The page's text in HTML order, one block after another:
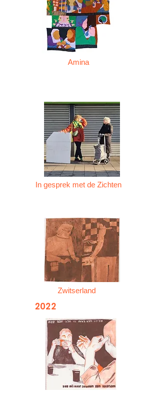
Amina
In gesprek met de Zichten
Zwitserland
2022